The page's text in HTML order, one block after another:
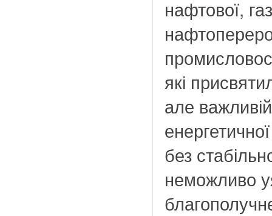
нафтової,
які
але
без
неможливо